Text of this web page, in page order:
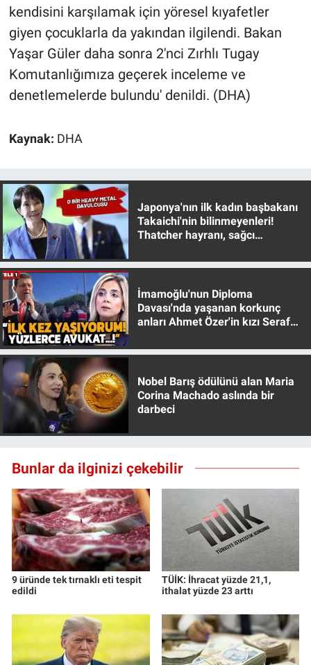
kendisini karşılamak için yöresel kıyafetler
giyen çocuklarla da yakından ilgilendi. Bakan
Yaşar Güler daha sonra 2'nci Zırhlı Tugay
Komutanlığımıza geçerek inceleme ve
denetlemelerde bulundu' denildi. (DHA)
Kaynak: DHA
Japonya'nın ilk kadın başbakanı
Takaichi'nin bilinmeyenleri!
Thatcher hayranı, sağcı
İmamoğlu'nun Diploma
Davası'nda yaşanan korkunç
anları Ahmet Özer'in kızı Seraf
Nobel Barış ödülünü alan Maria
Corina Machado aslında bir
darbeci
Bunlar da ilginizi çekebilir
9 üründe tek tırnaklı eti tespit
edildi
TÜİK: İhracat yüzde 21,1,
ithalat yüzde 23 arttı
Ne demişti
Nedir
Popüler
Spor
Teknoloji
Türkiye'nin Geleceği
Türkiye'nin Gündemi
Yerel Gündem
Yerel Yaşam
Canlı Yayın